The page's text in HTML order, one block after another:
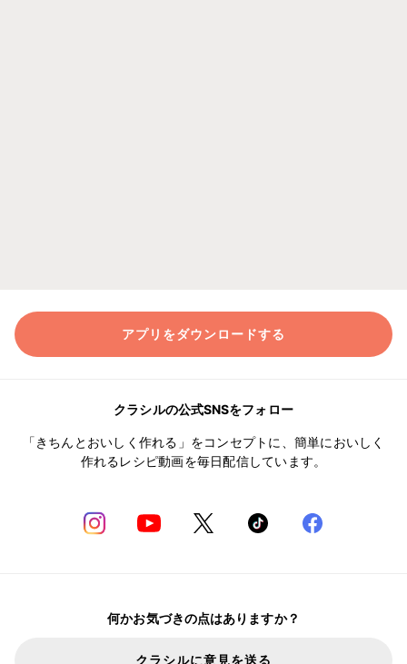
アプリをダウンロードする
クラシルの公式SNSをフォロー
「きちんとおいしく作れる」をコンセプトに、簡単においしく
作れるレシピ動画を毎日配信しています。
何かお気づきの点はありますか？
クラシルに意見を送る